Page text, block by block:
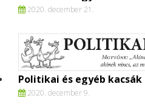
2020. december 21.
Politikai és egyéb kacsák
2020. december 9.